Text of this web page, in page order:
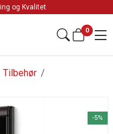
og Kvalitet
0
/
Tilbehør
-5%